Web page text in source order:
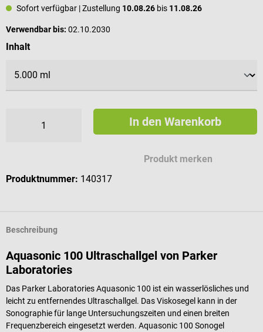
Sofort verfügbar | Zustellung 10.08.26 bis 11.08.26
Verwendbar bis: 02.10.2030
Inhaltauswählen
In den Warenkorb
Produkt merken
Produktnummer: 140317
Beschreibung
Aquasonic 100 Ultraschallgel von Parker
Laboratories
Das Parker Laboratories Aquasonic 100 ist ein wasserlösliches und
leicht zu entfernendes Ultraschallgel. Das Viskosegel kann in der
Sonographie für lange Untersuchungszeiten und einen breiten
Frequenzbereich eingesetzt werden. Aquasonic 100 Sonogel